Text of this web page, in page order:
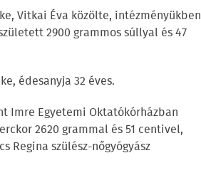
Vitkai Éva közölte, intézményükben
2900 grammos súllyal és 47
édesanyja 32 éves.
Imre Egyetemi Oktatókórházban
2620 grammal és 51 centivel,
Regina szülész-nőgyógyász